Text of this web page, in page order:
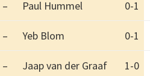
– Paul Hummel 0-1
– Yeb Blom 0-1
– Jaap van der Graaf 1-0